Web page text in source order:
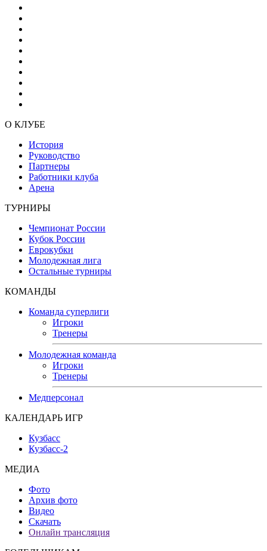
О КЛУБЕ
История
Руководство
Партнеры
Работники клуба
Арена
ТУРНИРЫ
Чемпионат России
Кубок России
Еврокубки
Молодежная лига
Остальные турниры
КОМАНДЫ
Команда суперлиги
Игроки
Тренеры
Молодежная команда
Игроки
Тренеры
Медперсонал
КАЛЕНДАРЬ ИГР
Кузбасс
Кузбасс-2
МЕДИА
Фото
Архив фото
Видео
Скачать
Онлайн трансляция